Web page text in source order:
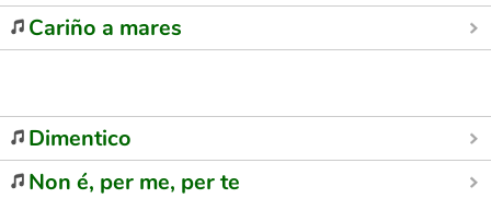
Cariño a mares
Dimentico
Non é, per me, per te